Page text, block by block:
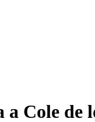
Cole de